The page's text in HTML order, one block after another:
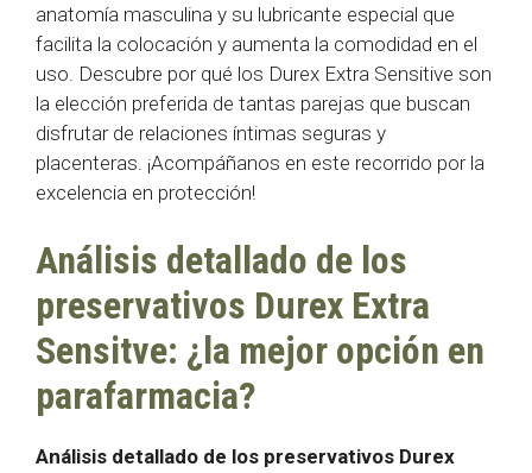
anatomía masculina y su lubricante especial que
facilita la colocación y aumenta la comodidad en el
uso. Descubre por qué los Durex Extra Sensitive son
la elección preferida de tantas parejas que buscan
disfrutar de relaciones íntimas seguras y
placenteras. ¡Acompáñanos en este recorrido por la
excelencia en protección!
Análisis detallado de los
preservativos Durex Extra
Sensitve: ¿la mejor opción en
parafarmacia?
Análisis detallado de los preservativos Durex